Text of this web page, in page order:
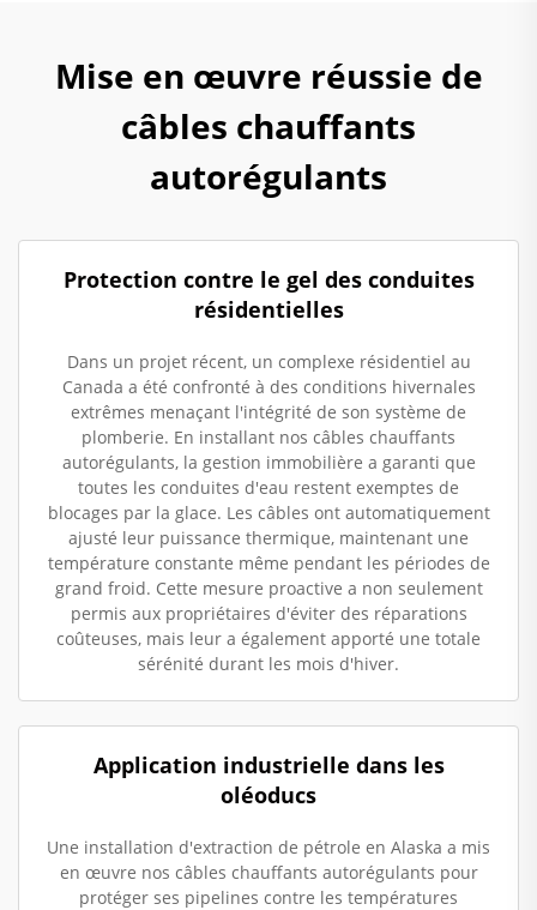
Mise en œuvre réussie de
câbles chauffants
autorégulants
Protection contre le gel des conduites
résidentielles
Dans un projet récent, un complexe résidentiel au
Canada a été confronté à des conditions hivernales
extrêmes menaçant l'intégrité de son système de
plomberie. En installant nos câbles chauffants
autorégulants, la gestion immobilière a garanti que
toutes les conduites d'eau restent exemptes de
blocages par la glace. Les câbles ont automatiquement
ajusté leur puissance thermique, maintenant une
température constante même pendant les périodes de
grand froid. Cette mesure proactive a non seulement
permis aux propriétaires d'éviter des réparations
coûteuses, mais leur a également apporté une totale
sérénité durant les mois d'hiver.
Application industrielle dans les
oléoducs
Une installation d'extraction de pétrole en Alaska a mis
en œuvre nos câbles chauffants autorégulants pour
protéger ses pipelines contre les températures